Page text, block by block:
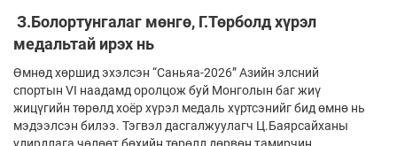
З.Болортунгалаг мөнгө, Г.Төрболд хүрэл
медальтай ирэх нь
Өмнөд хөршид эхэлсэн “Саньяа-2026” Азийн элсний
спортын VI наадамд оролцож буй Монголын баг жиү
жицүгийн төрөлд хоёр хүрэл медаль хүртсэнийг бид өмнө нь
мэдээлсэн билээ. Тэгвэл дасгалжуулагч Ц.Баярсайханы